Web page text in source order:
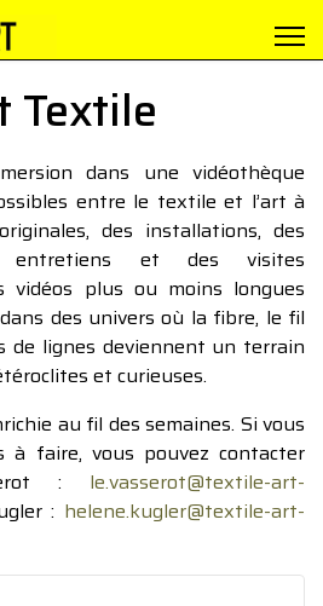
Textile
dans une vidéothèque
entre le textile et l’art à
des installations, des
entretiens et des visites
vidéos plus ou moins longues
des univers où la fibre, le fil
de lignes deviennent un terrain
et curieuses.
au fil des semaines. Si vous
à faire, vous pouvez contacter
: le.vasserot@textile-art-
: helene.kugler@textile-art-